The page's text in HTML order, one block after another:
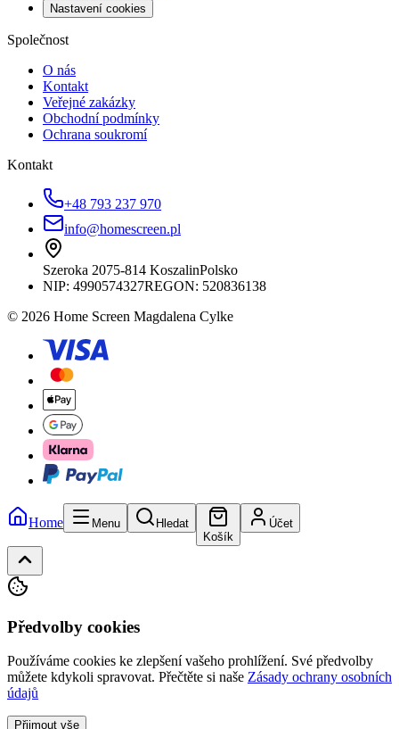
Nastavení cookies
Společnost
O nás
Kontakt
Veřejné zakázky
Obchodní podmínky
Ochrana soukromí
Kontakt
+48 793 237 970
info@homescreen.pl
Szeroka 2075-814 KoszalinPolsko
NIP: 4990574327REGON: 520836138
© 2026 Home Screen Magdalena Cylke
Home Menu
Hledat
Košík
Účet
Předvolby cookies
Používáme cookies ke zlepšení vašeho prohlížení. Své předvolby
můžete kdykoli spravovat. Přečtěte si naše Zásady ochrany osobních
údajů
Přijmout vše